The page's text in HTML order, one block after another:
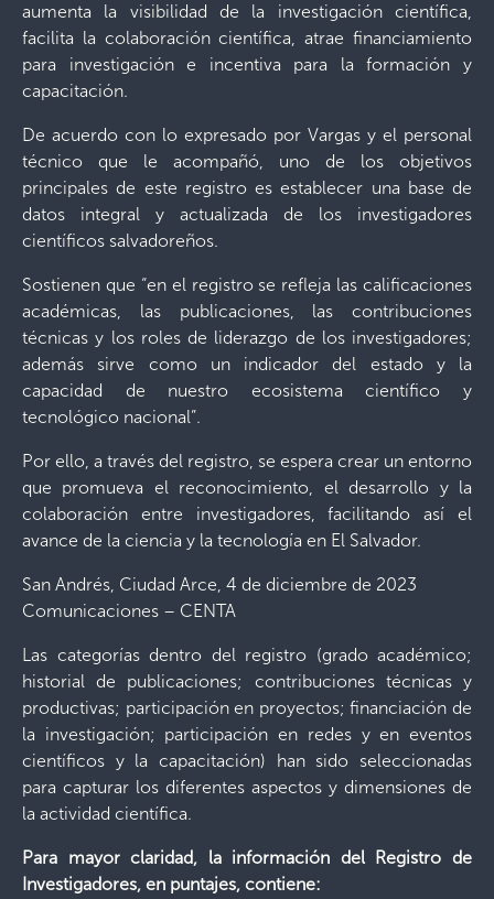
aumenta la visibilidad de la investigación científica,
facilita la colaboración científica, atrae financiamiento
para investigación e incentiva para la formación y
capacitación.
De acuerdo con lo expresado por Vargas y el personal
técnico que le acompañó, uno de los objetivos
principales de este registro es establecer una base de
datos integral y actualizada de los investigadores
científicos salvadoreños.
Sostienen que “en el registro se refleja las calificaciones
académicas, las publicaciones, las contribuciones
técnicas y los roles de liderazgo de los investigadores;
además sirve como un indicador del estado y la
capacidad de nuestro ecosistema científico y
tecnológico nacional”.
Por ello, a través del registro, se espera crear un entorno
que promueva el reconocimiento, el desarrollo y la
colaboración entre investigadores, facilitando así el
avance de la ciencia y la tecnología en El Salvador.
San Andrés, Ciudad Arce, 4 de diciembre de 2023
Comunicaciones – CENTA
Las categorías dentro del registro (grado académico;
historial de publicaciones; contribuciones técnicas y
productivas; participación en proyectos; financiación de
la investigación; participación en redes y en eventos
científicos y la capacitación) han sido seleccionadas
para capturar los diferentes aspectos y dimensiones de
la actividad científica.
Para mayor claridad, la información del Registro de
Investigadores, en puntajes, contiene: